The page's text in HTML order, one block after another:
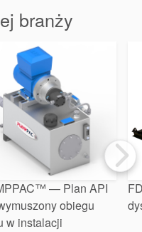
branży
— Plan API
obiegu
w instalacji